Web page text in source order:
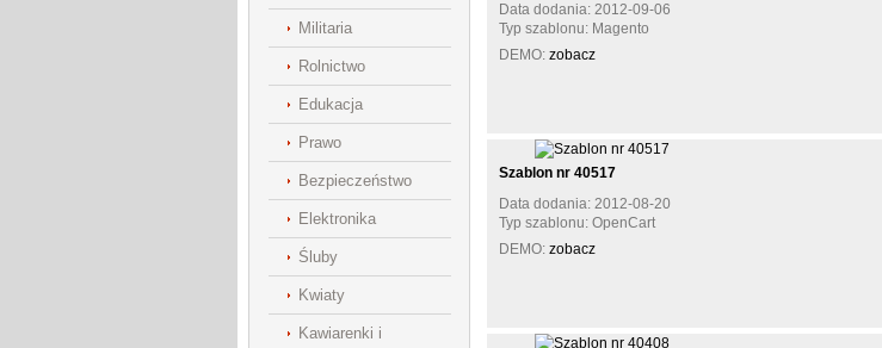
Militaria
Rolnictwo
Edukacja
Prawo
Bezpieczeństwo
Elektronika
Śluby
Kwiaty
Kawiarenki i
Data dodania: 2012-09-06
Typ szablonu: Magento
DEMO: zobacz
Szablon nr 40517
Data dodania: 2012-08-20
Typ szablonu: OpenCart
DEMO: zobacz